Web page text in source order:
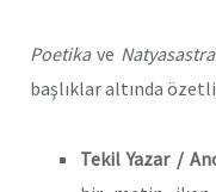
Poetika ve Natyasastra
başlıklar altında
Tekil Yazar /